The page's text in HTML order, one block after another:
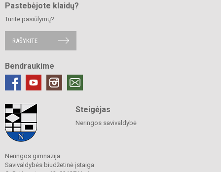
Pastebėjote klaidų?
Turite pasiūlymų?
RAŠYKITE
Bendraukime
Steigėjas
Neringos savivaldybė
Neringos gimnazija
Savivaldybės biudžetinė įstaiga